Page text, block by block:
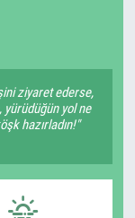
ziyaret ederse,
yürüdüğün yol ne
hazırladın!"